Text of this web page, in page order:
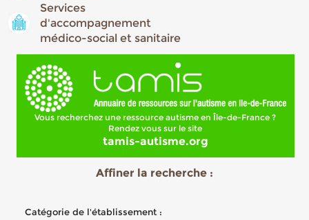
Services
d'accompagnement
médico-social et sanitaire
Vous recherchez une ressource autisme en Île-de-France ?
Rendez vous sur le site
tamis-autisme.org
Affiner la recherche :
Catégorie de l'établissement :